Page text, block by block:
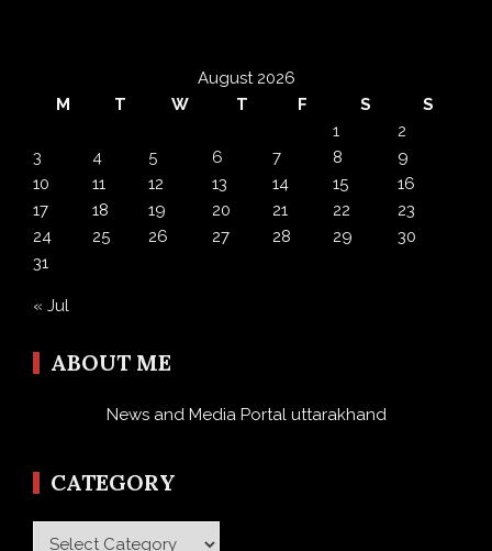
August 2026
M
T W T F S
S
1
2
3
4 5 6 7 8
9
10
11 12 13 14 15
16
17
18 19 20 21 22
23
24
25 26 27 28 29
30
31
« Jul
ABOUT ME
News and Media Portal uttarakhand
CATEGORY
Category